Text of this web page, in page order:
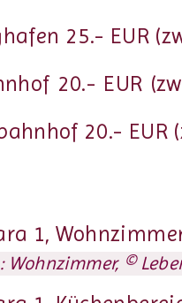
25.- EUR
20.- EUR
20.- EUR
©